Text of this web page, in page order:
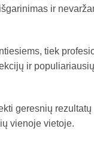
ir
tiek
ir
geresnių
vienoje vietoje.